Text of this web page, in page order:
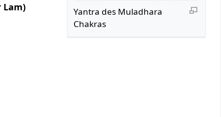
Yantra des Muladhara
Chakras
Lam)